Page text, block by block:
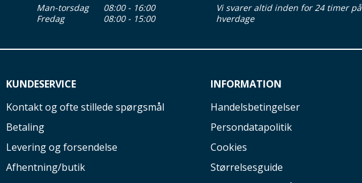
Man-torsdag
08:00 - 16:00
Fredag
08:00 - 15:00
Vi svarer altid inden for 24 timer på
hverdage
KUNDESERVICE
Kontakt og ofte stillede spørgsmål
Betaling
Levering og forsendelse
Afhentning/butik
INFORMATION
Handelsbetingelser
Persondatapolitik
Cookies
Størrelsesguide